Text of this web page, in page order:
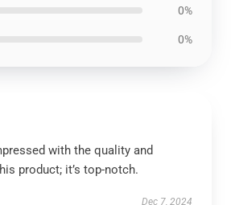
0%
0%
with the quality and
product; it’s top-notch.
Dec 7, 2024